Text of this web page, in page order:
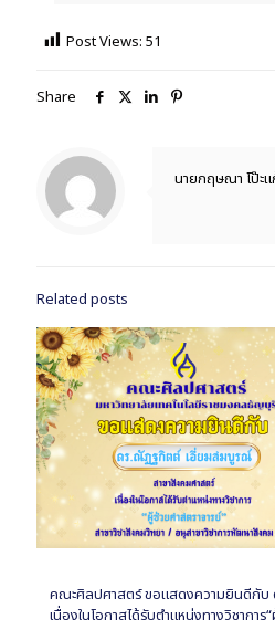
Post Views: 51
Share
นายกฤษณา โป๊ะ
Related posts
คณะศิลปศาสตร์ ขอแสดงความยินดีกั
เนื่องในโอกาสได้รับตำแหน่งทางวิชาการ